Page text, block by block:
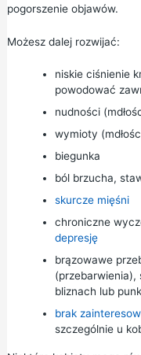
pogorszenie objawów.
Możesz dalej rozwijać:
niskie ciśnienie
powodować
nudności
wymioty
biegunka
ból brzucha,
skurcze mięśni
chroniczne
depresję
brązowawe
(przebarwienia),
bliznach lub
brak
szczególnie u